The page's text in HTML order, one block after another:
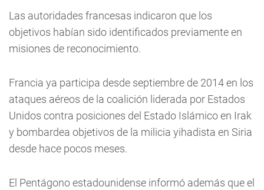
Las autoridades francesas indicaron que los
objetivos habían sido identificados previamente en
misiones de reconocimiento.
Francia ya participa desde septiembre de 2014 en los
ataques aéreos de la coalición liderada por Estados
Unidos contra posiciones del Estado Islámico en Irak
y bombardea objetivos de la milicia yihadista en Siria
desde hace pocos meses.
El Pentágono estadounidense informó además que el